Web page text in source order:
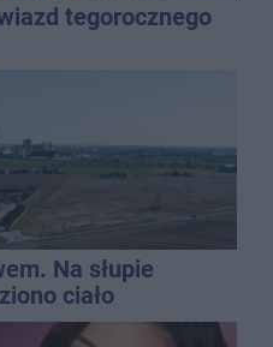
tegorocznego
Na słupie
ciało